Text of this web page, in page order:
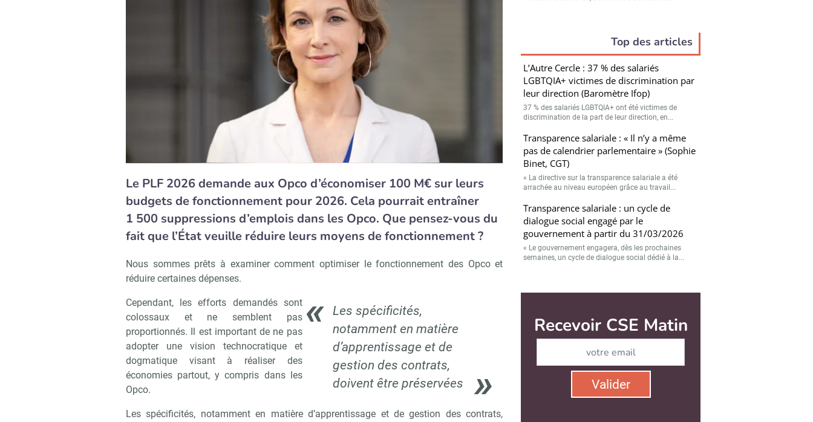
Le PLF 2026 demande aux Opco d’économiser 100 M€ sur leurs
budgets de fonctionnement pour 2026. Cela pourrait entraîner
1 500 suppressions d’emplois dans les Opco. Que pensez-vous du
fait que l’État veuille réduire leurs moyens de fonctionnement ?
Nous sommes prêts à examiner comment optimiser le fonctionnement des Opco et
réduire certaines dépenses.
Les spécificités,
notamment en matière
d’apprentissage et de
gestion des contrats,
doivent être préservées
Cependant, les efforts demandés sont
colossaux et ne semblent pas
proportionnés. Il est important de ne pas
adopter une vision technocratique et
dogmatique visant à réaliser des
économies partout, y compris dans les
Opco.
Les spécificités, notamment en matière d’apprentissage et de gestion des contrats,
Top des articles
L’Autre Cercle : 37 % des salariés
LGBTQIA+ victimes de discrimination par
leur direction (Baromètre Ifop)
37 % des salariés LGBTQIA+ ont été victimes de
discrimination de la part de leur direction, en...
Transparence salariale : « Il n’y a même
pas de calendrier parlementaire » (Sophie
Binet, CGT)
« La directive sur la transparence salariale a été
arrachée au niveau européen grâce au travail...
Transparence salariale : un cycle de
dialogue social engagé par le
gouvernement à partir du 31/03/2026
« Le gouvernement engagera, dès les prochaines
semaines, un cycle de dialogue social dédié à la...